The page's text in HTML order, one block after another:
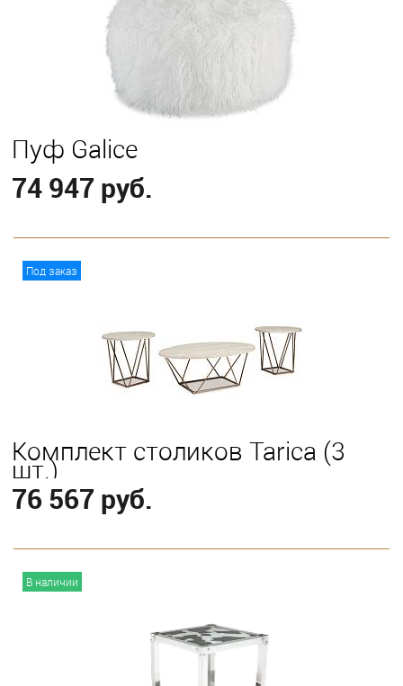
Пуф Galice
74 947 руб.
Под заказ
Комплект столиков Tarica (3
шт.)
76 567 руб.
В наличии